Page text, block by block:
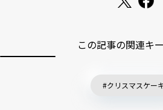
この記事の関連キ
クリスマスケー